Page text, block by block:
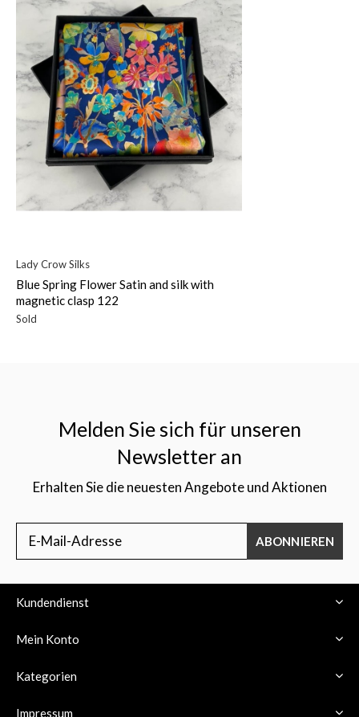
Lady Crow Silks
Blue Spring Flower Satin and silk with
magnetic clasp 122
Sold
Melden Sie sich für unseren
Newsletter an
Erhalten Sie die neuesten Angebote und Aktionen
ABONNIEREN
Kundendienst
Mein Konto
Kategorien
Impressum